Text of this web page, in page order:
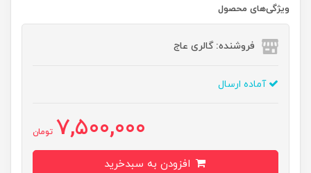
ویژگی‌های محصول
فروشنده: گالری عاج
آماده ارسال
7,500,000 تومان